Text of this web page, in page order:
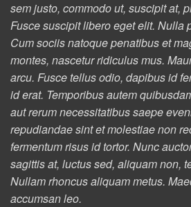
sem justo, commodo ut, suscipit at,
Fusce suscipit libero eget elit. Nulla
Cum sociis natoque penatibus et
montes, nascetur ridiculus mus.
arcu. Fusce tellus odio, dapibus id
id erat. Temporibus autem
aut rerum necessitatibus saepe
repudiandae sint et molestiae non
fermentum risus id tortor. Nunc
sagittis at, luctus sed, aliquam non,
Nullam rhoncus aliquam metus.
accumsan leo.